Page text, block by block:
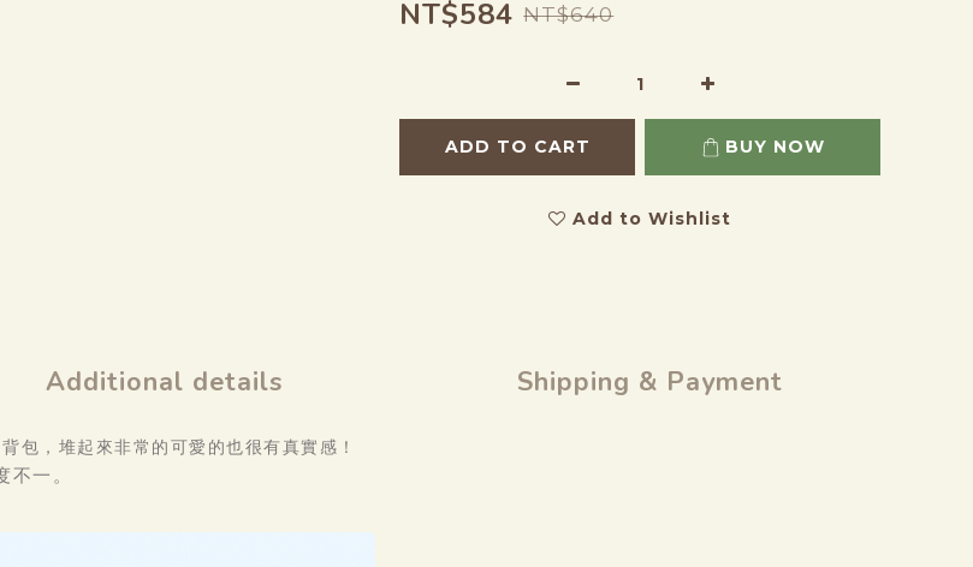
NT$584 NT$640
ADD TO CART BUY NOW
Add to Wishlist
Additional details Shipping & Payment
包，堆起來非常的可愛的也很有真實感！
一。